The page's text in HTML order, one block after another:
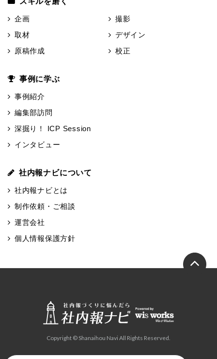
企画
取材
原稿作成
撮影
デザイン
校正
事例に学ぶ
事例紹介
編集部訪問
深掘り！ ICP Session
インタビュー
社内報ナビについて
社内報ナビとは
制作依頼・ご相談
運営会社
個人情報保護方針
Copyright © Shanaihou Navi All Rights Reserved.